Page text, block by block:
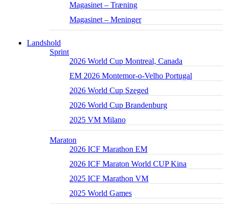
Magasinet – Træning
Magasinet – Meninger
Landshold
Sprint
2026 World Cup Montreal, Canada
EM 2026 Montemor-o-Velho Portugal
2026 World Cup Szeged
2026 World Cup Brandenburg
2025 VM Milano
Maraton
2026 ICF Marathon EM
2026 ICF Maraton World CUP Kina
2025 ICF Marathon VM
2025 World Games